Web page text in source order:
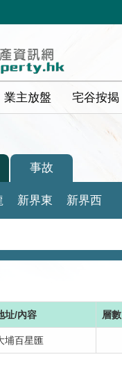
業主放盤 宅谷按揭
事故
新界東 新界西
址/內容 層數
埔百星匯